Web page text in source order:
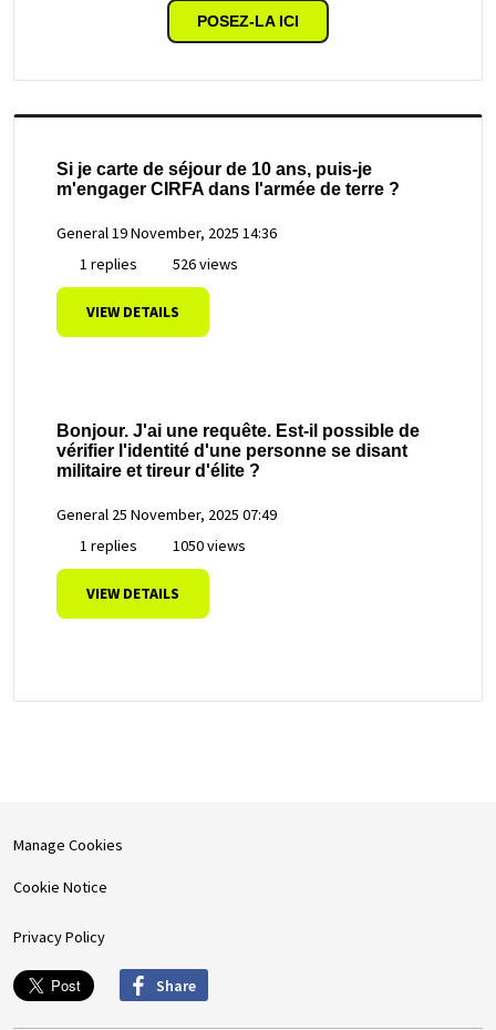
POSEZ-LA ICI
Si je carte de séjour de 10 ans, puis-je
m'engager CIRFA dans l'armée de terre ?
General19 November, 2025 14:36
1 replies
526 views
VIEW DETAILS
Bonjour. J'ai une requête. Est-il possible de
vérifier l'identité d'une personne se disant
militaire et tireur d'élite ?
General 25 November, 2025 07:49
1 replies
1050 views
VIEW DETAILS
Manage Cookies
Cookie Notice
Privacy Policy
Share